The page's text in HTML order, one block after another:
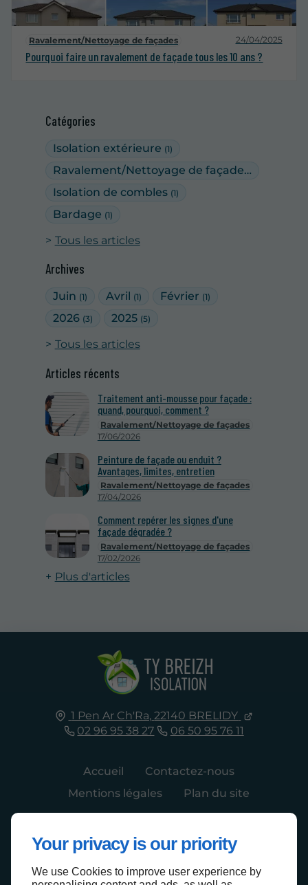
Your privacy is our priority
We use Cookies to improve user experience by
Catégories
Isolation extérieure (1)
Ravalement/Nettoyage de façades
Isolation de combles (1)
Bardage (1)
Tous les articles
Archives
Juin (1) Avril (1) Février (1)
2026 (3) 2025 (5)
Tous les articles
Articles récents
Ravalement/Nettoyage de façades
17/06/2026
Traitement anti-mousse pour façade :
quand, pourquoi, comment ?
Ravalement/Nettoyage de façades
17/04/2026
Peinture de façade ou enduit ?
Avantages, limites, entretien
Ravalement/Nettoyage de façades
17/02/2026
Comment repérer les signes d'une
façade dégradée ?
Plus d'articles
Ravalement/Nettoyage de façades 24/04/2025
Pourquoi faire un ravalement de façade tous les 10 ans ?
1 Pen Ar Ch'Ra, 22140 BRELIDY
02 96 95 38 27
06 50 95 76 11
Accueil
Contactez-nous
Mentions légales
Plan du site
Haut de page